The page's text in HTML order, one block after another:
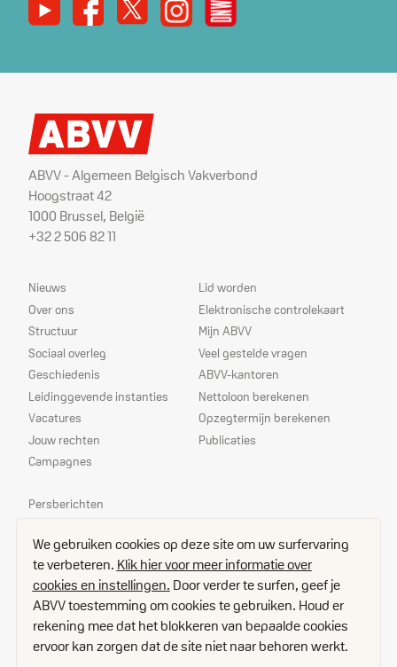
Youtube Facebook
X InstagramDe Nieuwe Werker
ABVV - Algemeen Belgisch Vakverbond
Hoogstraat 42
1000 Brussel, België
+32 2 506 82 11
Sitemap
Nieuws
Over ons
Structuur
Sociaal overleg
Geschiedenis
Leidinggevende instanties
Vacatures
Jouw rechten
Campagnes
Dienstverlening
Lid worden
Elektronische controlekaart
Mijn ABVV
Veel gestelde vragen
ABVV-kantoren
Nettoloon berekenen
Opzegtermijn berekenen
Publicaties
Prioriteiten
Persberichten
Delegees
Contact
Toegangsplan
Vacatures
Disclaimer
Cookies
We gebruiken cookies op deze site om uw surfervaring
te verbeteren. Klik hier voor meer informatie over
cookies en instellingen. Door verder te surfen, geef je
ABVV toestemming om cookies te gebruiken. Houd er
rekening mee dat het blokkeren van bepaalde cookies
ervoor kan zorgen dat de site niet naar behoren werkt.